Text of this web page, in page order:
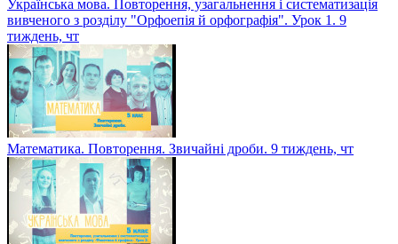
Математика. Десяткові дроби та дії над ними. 10 тиждень, вт
Англійська мова. Шкільне життя. Урок 1. 9 тиждень, пт